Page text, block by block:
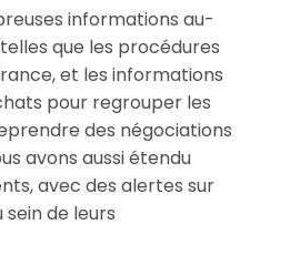
informations au-
que les procédures
et les informations
pour regrouper les
des négociations
avons aussi étendu
avec des alertes sur
de leurs